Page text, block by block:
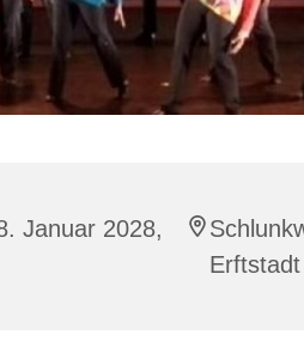
Januar 2028,
Erftstadt